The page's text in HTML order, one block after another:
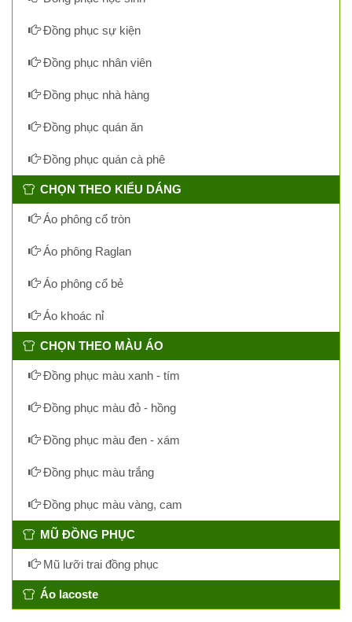
Đồng phục sự kiện
Đồng phục nhân viên
Đồng phục nhà hàng
Đồng phục quán ăn
Đồng phục quán cà phê
CHỌN THEO KIỂU DÁNG
Áo phông cổ tròn
Áo phông Raglan
Áo phông cổ bẻ
Áo khoác nỉ
CHỌN THEO MÀU ÁO
Đồng phục màu xanh - tím
Đồng phục màu đỏ - hồng
Đồng phục màu đen - xám
Đồng phục màu trắng
Đồng phục màu vàng, cam
MŨ ĐỒNG PHỤC
Mũ lưỡi trai đồng phục
Áo lacoste